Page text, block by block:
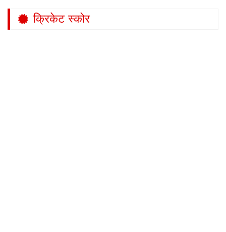
क्रिकेट स्कोर